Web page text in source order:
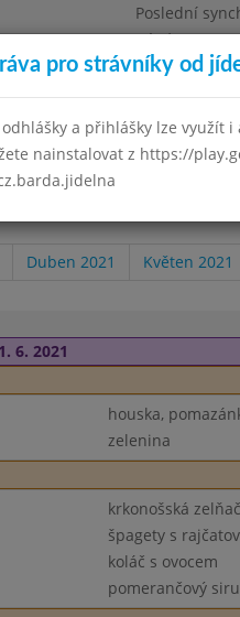
Poslední
Pátek
Omezení
škola Město Libavá,
Kontakty a informace
Duben 2021 Květen 2021
6. 2021
houska,
zelenina
krkonošská
špagety s
koláč s ovocem
pomerančový
pro strávníky od
odhlášky a přihlášky lze využít
nainstalovat z https://